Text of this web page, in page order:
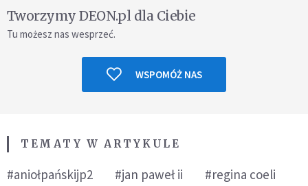
Tworzymy DEON.pl dla Ciebie
Tu możesz nas wesprzeć.
WSPOMÓŻ NAS
TEMATY W ARTYKULE
#aniołpańskijp2 #jan paweł ii #regina coeli